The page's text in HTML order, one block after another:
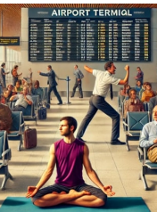
sıra dışı ve
sıkça
uçuş
yoga yapanlara;
sarhoş
yolculara kadar
garip olaylar